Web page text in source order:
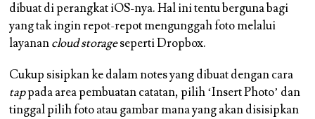
dibuat di perangkat iOS-nya. Hal ini tentu berguna bagi
yang tak ingin repot-repot mengunggah foto melalui
layanancloud storageseperti Dropbox.
Cukup sisipkan ke dalam notes yang dibuat dengan cara
tappada area pembuatan catatan, pilih ‘Insert Photo’ dan
tinggal pilih foto atau gambar mana yang akan disisipkan